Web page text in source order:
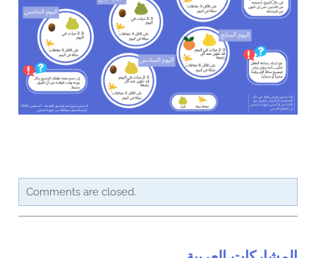
Comments are closed.
Donate
Contact Us
Member Pages